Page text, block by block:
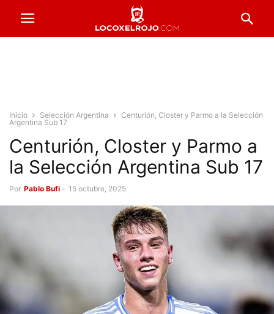
Inicio Selección Argentina
Centurión, Closter y Parmo a la Selección
Argentina Sub 17
Centurión, Closter y Parmo a
la Selección Argentina Sub 17
Por Pablo Bufi - 15 octubre, 2025